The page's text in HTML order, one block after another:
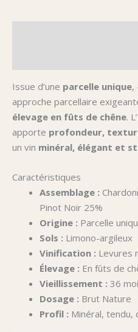
Issue d’une parcelle unique,
approche parcellaire
élevage en fûts de chêne. L’
apporte profondeur,
un vin minéral, élégant et
Caractéristiques
Assemblage :
Pinot Noir 25%
Origine : Parcelle
Sols : Limono-argileux
Vinification : Levures
Élevage : En fûts de
Vieillissement : 36
Dosage : Brut Nature
Profil : Minéral, tendu,